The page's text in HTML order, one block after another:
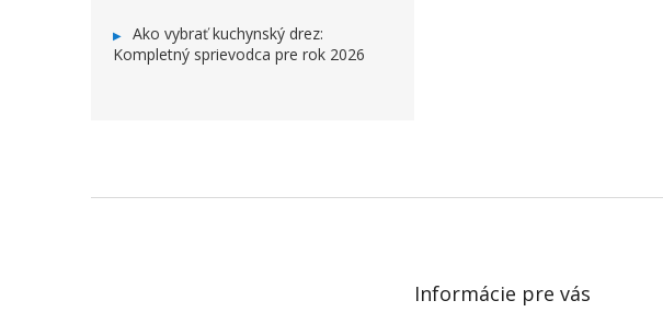
Ako vybrať kuchynský drez:
Kompletný sprievodca pre rok 2026
Informácie pre vás